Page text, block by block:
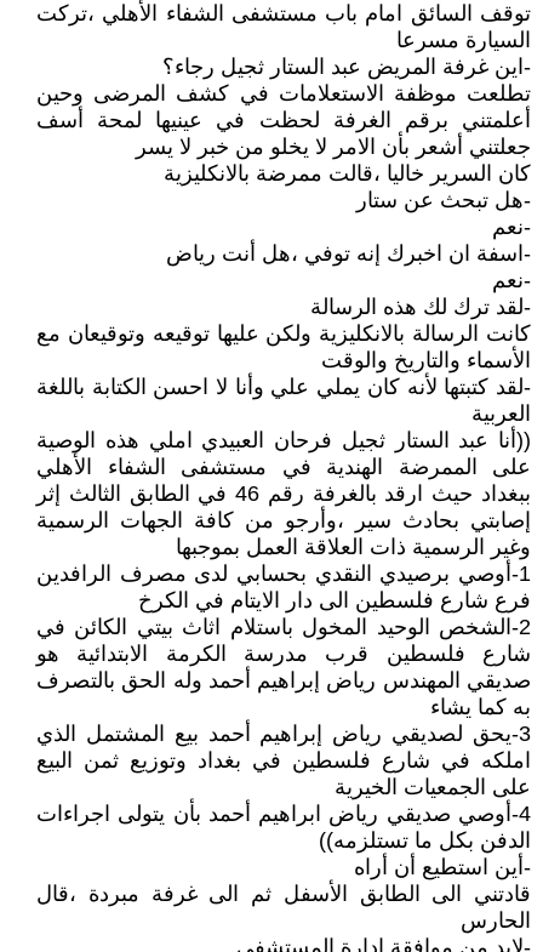
توقف السائق امام باب مستشفى الشفاء الأهلي ،تركت
السيارة مسرعا
-اين غرفة المريض عبد الستار ثجيل رجاء؟
تطلعت موظفة الاستعلامات في كشف المرضى وحين
أعلمتني برقم الغرفة لحظت في عينيها لمحة أسف
جعلتني أشعر بأن الامر لا يخلو من خبر لا يسر
كان السرير خاليا ،قالت ممرضة بالانكليزية
-هل تبحث عن ستار
-نعم
-اسفة ان اخبرك إنه توفي ،هل أنت رياض
-نعم
-لقد ترك لك هذه الرسالة
كانت الرسالة بالانكليزية ولكن عليها توقيعه وتوقيعان مع
الأسماء والتاريخ والوقت
-لقد كتبتها لأنه كان يملي علي وأنا لا احسن الكتابة باللغة
العربية
((أنا عبد الستار ثجيل فرحان العبيدي املي هذه الوصية
على الممرضة الهندية في مستشفى الشفاء الأهلي
ببغداد حيث ارقد بالغرفة رقم 46 في الطابق الثالث إثر
إصابتي بحادث سير ،وأرجو من كافة الجهات الرسمية
وغير الرسمية ذات العلاقة العمل بموجبها
1-أوصي برصيدي النقدي بحسابي لدى مصرف الرافدين
فرع شارع فلسطين الى دار الايتام في الكرخ
2-الشخص الوحيد المخول باستلام اثاث بيتي الكائن في
شارع فلسطين قرب مدرسة الكرمة الابتدائية هو
صديقي المهندس رياض إبراهيم أحمد وله الحق بالتصرف
به كما يشاء
3-يحق لصديقي رياض إبراهيم أحمد بيع المشتمل الذي
املكه في شارع فلسطين في بغداد وتوزيع ثمن البيع
على الجمعيات الخيرية
4-أوصي صديقي رياض ابراهيم أحمد بأن يتولى اجراءات
الدفن بكل ما تستلزمه))
-أين استطيع أن أراه
قادتني الى الطابق الأسفل ثم الى غرفة مبردة ،قال
الحارس